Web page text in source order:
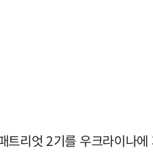
리엇 2기를 우크라이나